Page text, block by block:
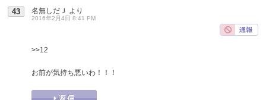
43 名無しだＪ より
2016年2月4日 8:41 PM
>>12
お前が気持ち悪いわ！！！